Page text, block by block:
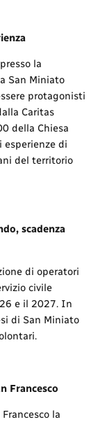
la
San Miniato
protagonisti
Caritas
della Chiesa
esperienze di
del territorio
scadenza
di operatori
civile
e il 2027. In
di San Miniato
Francesco
la